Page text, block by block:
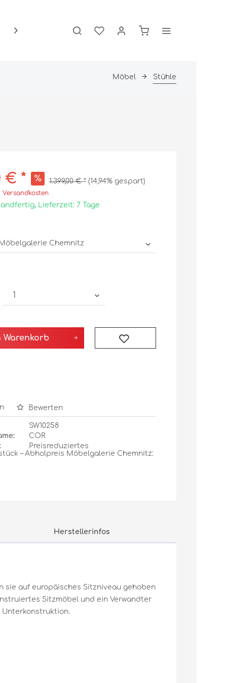

Möbel Stühle
€ * 1.399,00 € * (14,94% gespart)
Versandkosten
Lieferzeit: 7 Tage
Warenkorb
Bewerten
SW10258
COR
Preisreduziertes
– Abholpreis Möbelgalerie Chemnitz:
Herstellerinfos
sie auf europäisches Sitzniveau gehoben
Sitzmöbel und ein Verwandter
Unterkonstruktion.